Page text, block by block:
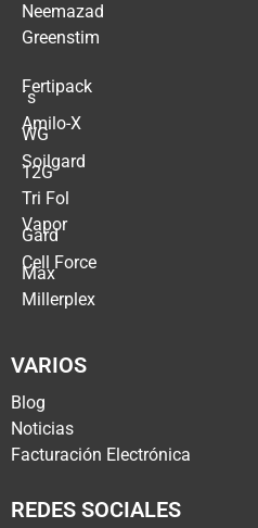
Neemazad
Greenstim
Fertipack
´s
Amilo-X
WG
Soilgard
12G
Tri Fol
Vapor
Gard
Cell Force
Max
Millerplex
VARIOS
Blog
Noticias
Facturación Electrónica
REDES SOCIALES